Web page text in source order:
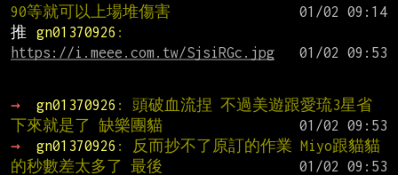
90等就可以上場堆傷害
推
gn01370926
https://i.meee.com.tw/SjsiRGc.jpg
→ gn01370926 : 頭破血流捏 不過美遊跟愛琉3星省
下來就是了 缺樂團貓
→
gn01370926 : 反而抄不了原訂的作業 Miyo跟貓貓
的秒數差太多了 最後